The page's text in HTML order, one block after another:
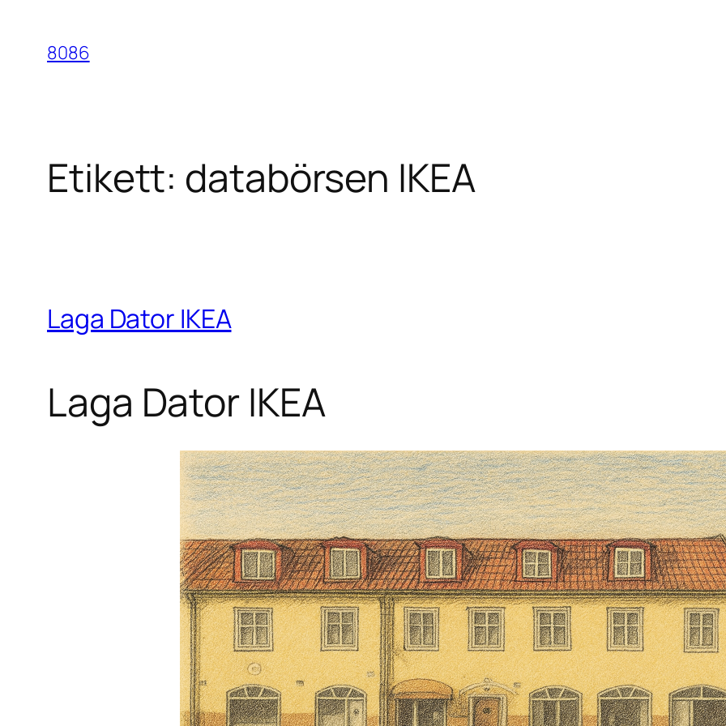
innehåll
8086
Etikett: databörsen IKEA
Laga Dator IKEA
Laga Dator IKEA